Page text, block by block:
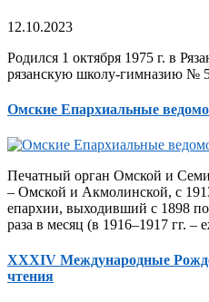
12.10.2023
Родился 1 октября 1975 г. в
рязанскую школу-гимназию №
Омские Епархиальные
Печатный орган Омской и
– Омской и Акмолинской, с
епархии, выходивший с 1898
раза в месяц (в 1916–1917 гг. –
XXXIV Международные
чтения